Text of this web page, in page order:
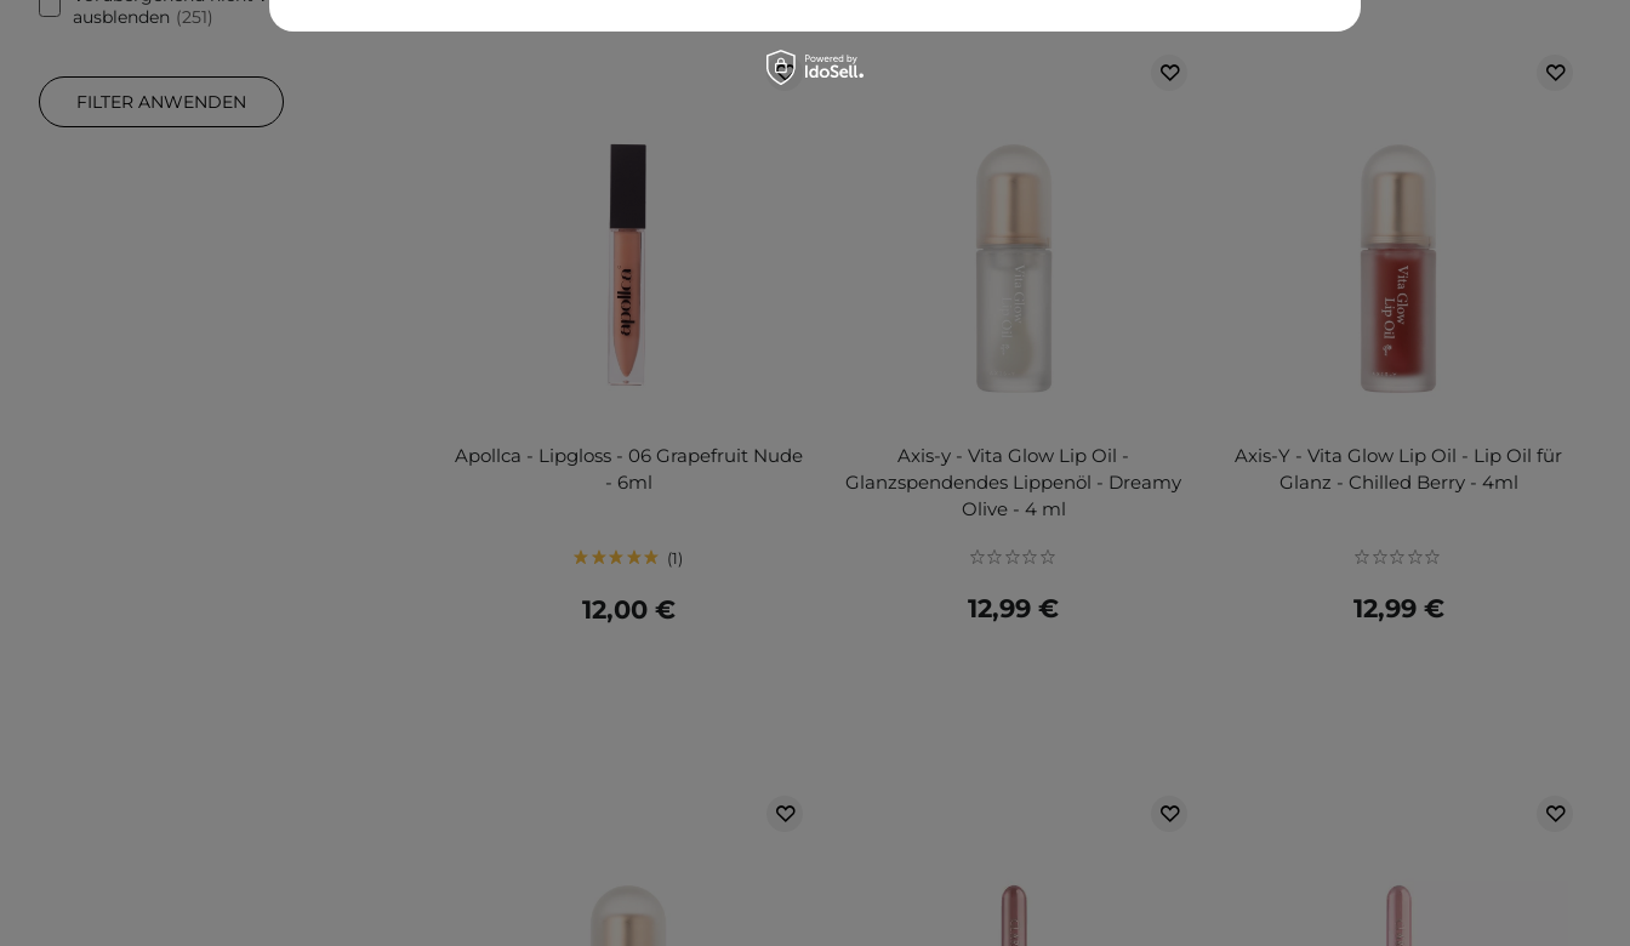
ausblenden
251
FILTER ANWENDEN
Apollca - Lipgloss - 06 Grapefruit Nude
- 6ml
1
12,00 €
Axis-y - Vita Glow Lip Oil -
Glanzspendendes Lippenöl - Dreamy
Olive - 4 ml
12,99 €
Axis-Y - Vita Glow Lip Oil - Lip Oil für
Glanz - Chilled Berry - 4ml
12,99 €